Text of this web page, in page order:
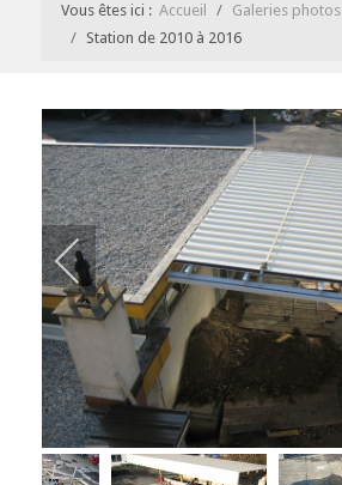
Vous êtes ici : Accueil
Galeries photos
Station de 2010 à 2016